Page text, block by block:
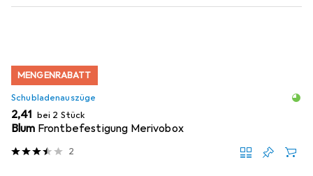
MENGENRABATT
Schubladenauszüge
EUR
2,41 bei 2 Stück
Blum Frontbefestigung Merivobox
2